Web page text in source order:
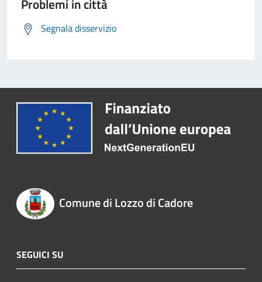
Problemi in città
Segnala disservizio
Comune di Lozzo di Cadore
SEGUICI SU